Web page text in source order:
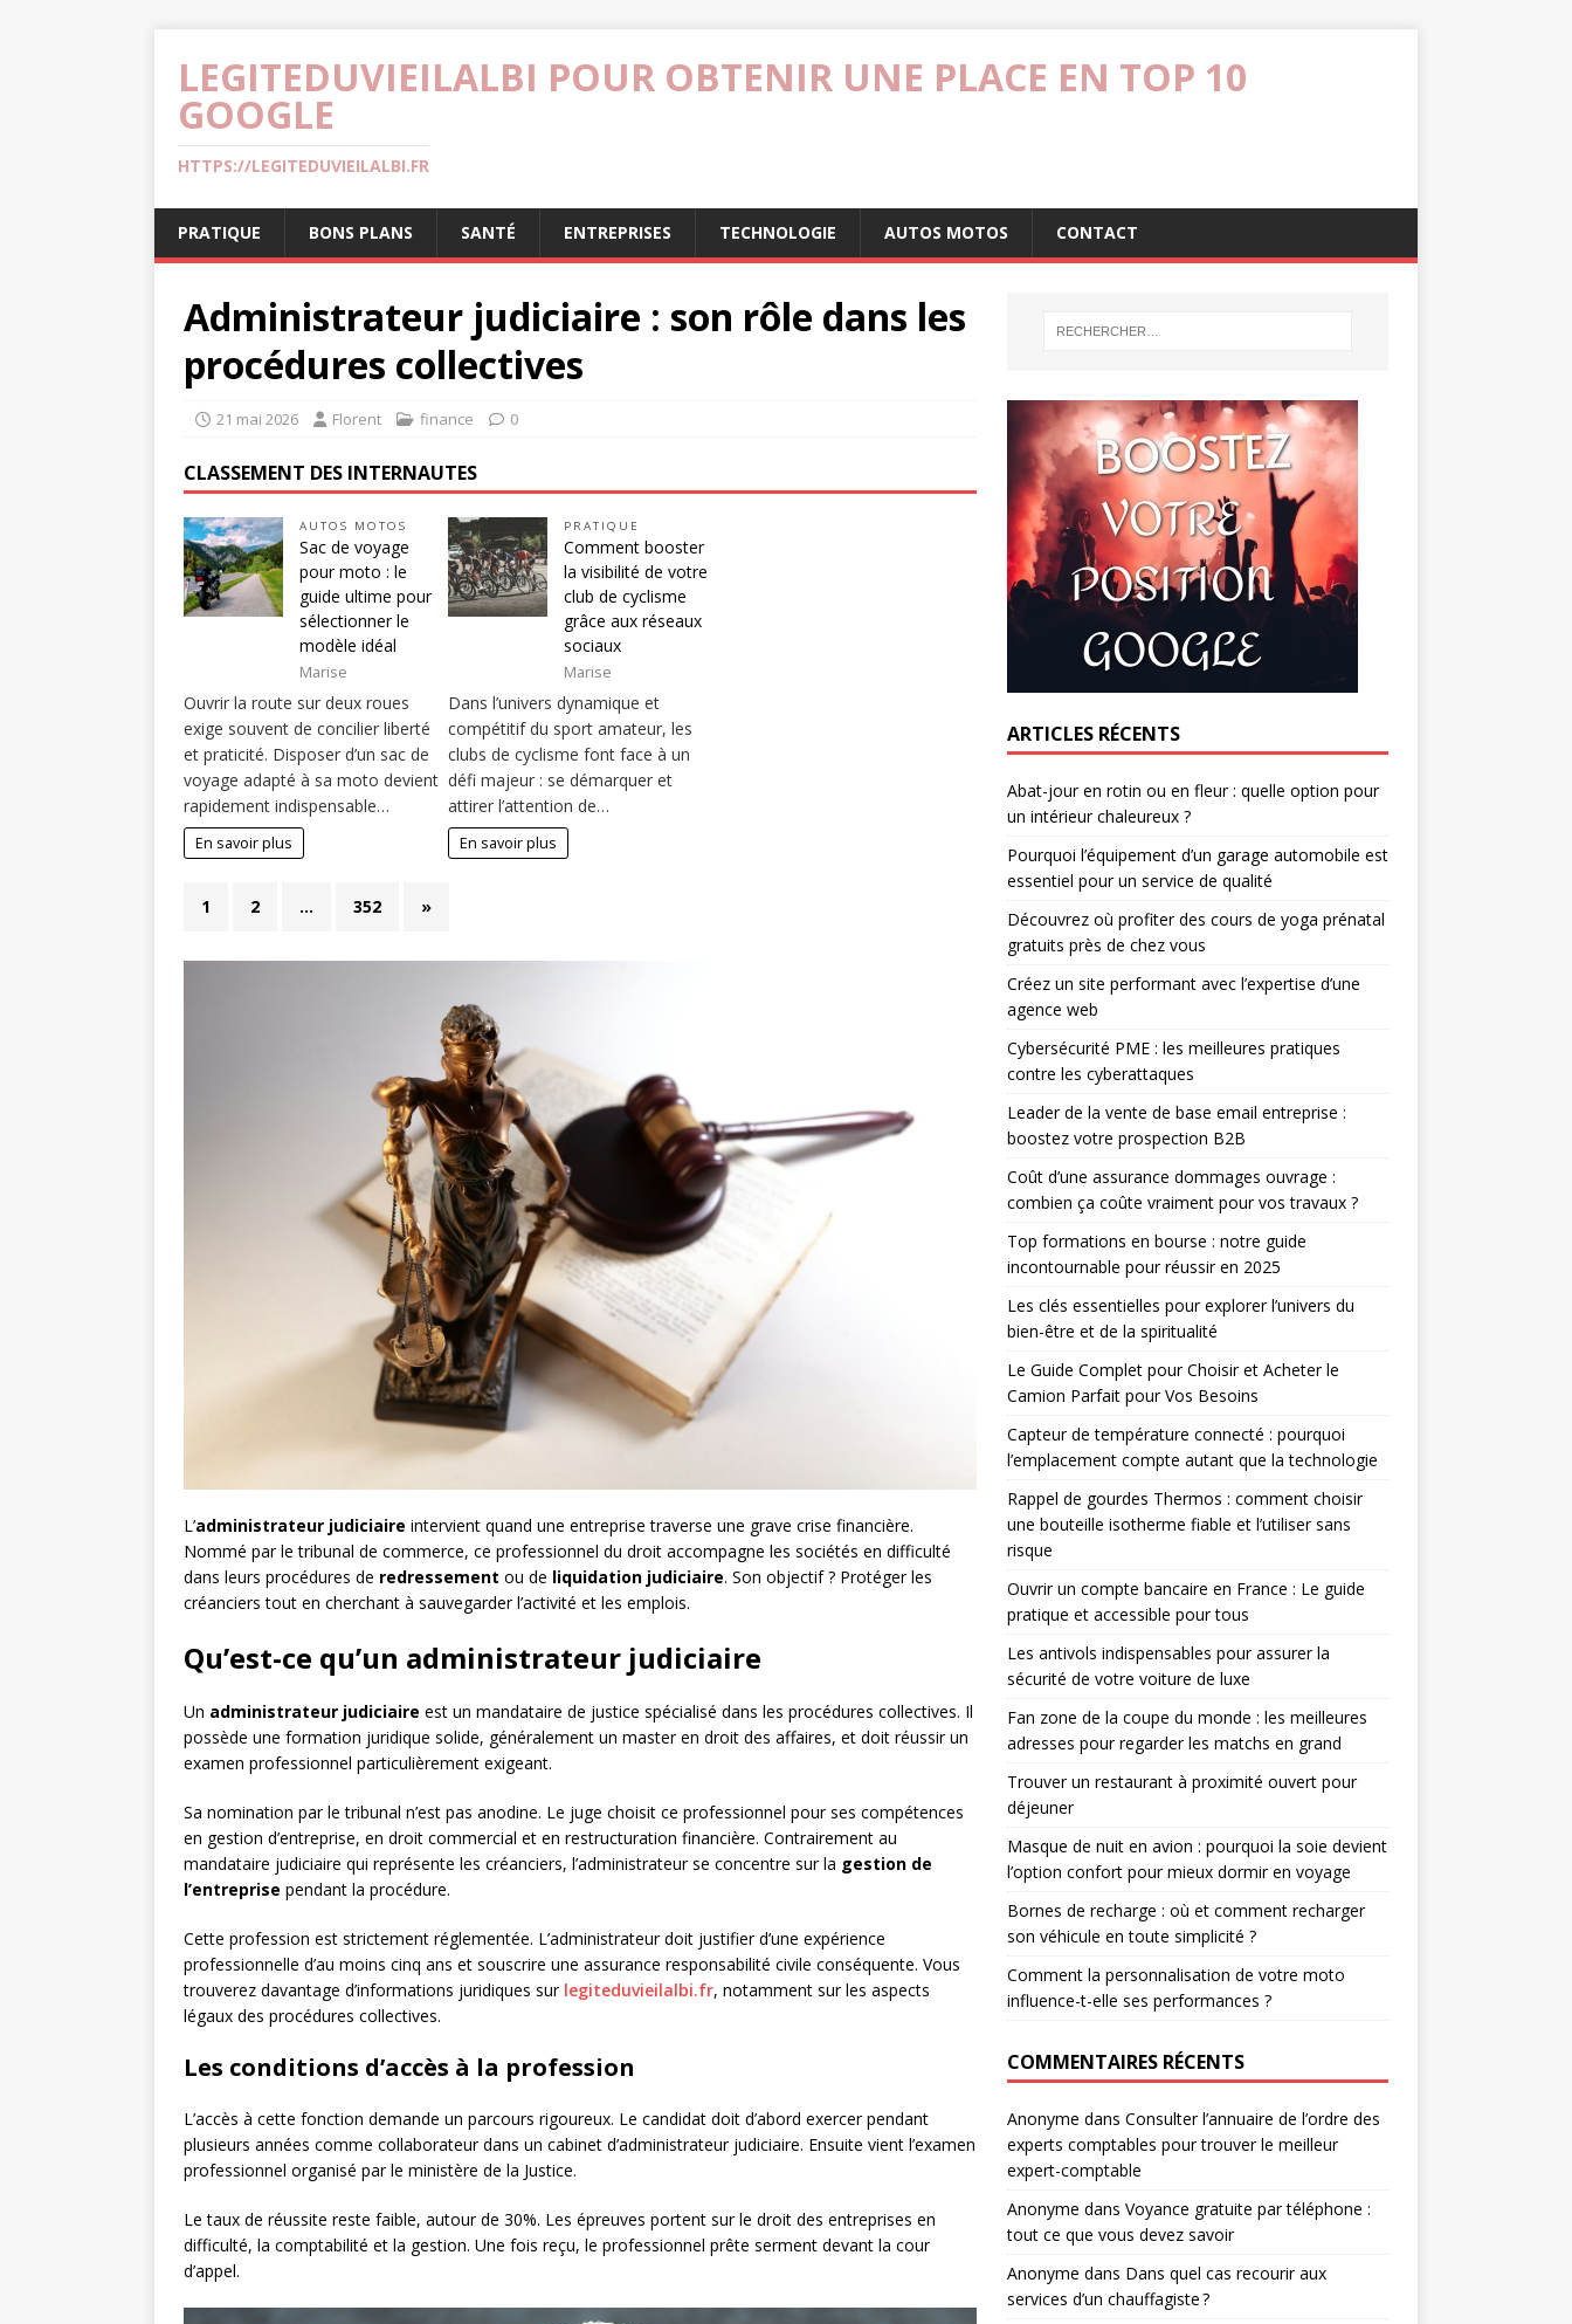
LEGITEDUVIEILALBI POUR OBTENIR UNE PLACE EN TOP 10
GOOGLE
HTTPS://LEGITEDUVIEILALBI.FR
PRATIQUE BONS PLANS SANTÉ ENTREPRISES TECHNOLOGIE AUTOS MOTOS CONTACT
Administrateur judiciaire : son rôle dans les
procédures collectives
21 mai 2026 Florent finance 0
CLASSEMENT DES INTERNAUTES
AUTOS MOTOS
Sac de voyage
pour moto : le
guide ultime pour
sélectionner le
modèle idéal
Marise
Ouvrir la route sur deux roues
exige souvent de concilier liberté
et praticité. Disposer d’un sac de
voyage adapté à sa moto devient
rapidement indispensable…
En savoir plus
PRATIQUE
Comment booster
la visibilité de votre
club de cyclisme
grâce aux réseaux
sociaux
Marise
Dans l’univers dynamique et
compétitif du sport amateur, les
clubs de cyclisme font face à un
défi majeur : se démarquer et
attirer l’attention de…
En savoir plus
1 2 … 352 »
L’administrateur judiciaire intervient quand une entreprise traverse une grave crise financière.
Nommé par le tribunal de commerce, ce professionnel du droit accompagne les sociétés en difficulté
dans leurs procédures de redressement ou de liquidation judiciaire. Son objectif ? Protéger les
créanciers tout en cherchant à sauvegarder l’activité et les emplois.
Qu’est-ce qu’un administrateur judiciaire
Un administrateur judiciaire est un mandataire de justice spécialisé dans les procédures collectives. Il
possède une formation juridique solide, généralement un master en droit des affaires, et doit réussir un
examen professionnel particulièrement exigeant.
Sa nomination par le tribunal n’est pas anodine. Le juge choisit ce professionnel pour ses compétences
en gestion d’entreprise, en droit commercial et en restructuration financière. Contrairement au
mandataire judiciaire qui représente les créanciers, l’administrateur se concentre sur la gestion de
l’entreprise pendant la procédure.
Cette profession est strictement réglementée. L’administrateur doit justifier d’une expérience
professionnelle d’au moins cinq ans et souscrire une assurance responsabilité civile conséquente. Vous
trouverez davantage d’informations juridiques sur legiteduvieilalbi.fr, notamment sur les aspects
légaux des procédures collectives.
Les conditions d’accès à la profession
L’accès à cette fonction demande un parcours rigoureux. Le candidat doit d’abord exercer pendant
plusieurs années comme collaborateur dans un cabinet d’administrateur judiciaire. Ensuite vient l’examen
professionnel organisé par le ministère de la Justice.
Le taux de réussite reste faible, autour de 30%. Les épreuves portent sur le droit des entreprises en
difficulté, la comptabilité et la gestion. Une fois reçu, le professionnel prête serment devant la cour
d’appel.
ARTICLES RÉCENTS
Abat-jour en rotin ou en fleur : quelle option pour
un intérieur chaleureux ?
Pourquoi l’équipement d’un garage automobile est
essentiel pour un service de qualité
Découvrez où profiter des cours de yoga prénatal
gratuits près de chez vous
Créez un site performant avec l’expertise d’une
agence web
Cybersécurité PME : les meilleures pratiques
contre les cyberattaques
Leader de la vente de base email entreprise :
boostez votre prospection B2B
Coût d’une assurance dommages ouvrage :
combien ça coûte vraiment pour vos travaux ?
Top formations en bourse : notre guide
incontournable pour réussir en 2025
Les clés essentielles pour explorer l’univers du
bien-être et de la spiritualité
Le Guide Complet pour Choisir et Acheter le
Camion Parfait pour Vos Besoins
Capteur de température connecté : pourquoi
l’emplacement compte autant que la technologie
Rappel de gourdes Thermos : comment choisir
une bouteille isotherme fiable et l’utiliser sans
risque
Ouvrir un compte bancaire en France : Le guide
pratique et accessible pour tous
Les antivols indispensables pour assurer la
sécurité de votre voiture de luxe
Fan zone de la coupe du monde : les meilleures
adresses pour regarder les matchs en grand
Trouver un restaurant à proximité ouvert pour
déjeuner
Masque de nuit en avion : pourquoi la soie devient
l’option confort pour mieux dormir en voyage
Bornes de recharge : où et comment recharger
son véhicule en toute simplicité ?
Comment la personnalisation de votre moto
influence-t-elle ses performances ?
COMMENTAIRES RÉCENTS
Anonyme dans Consulter l’annuaire de l’ordre des
experts comptables pour trouver le meilleur
expert-comptable
Anonyme dans Voyance gratuite par téléphone :
tout ce que vous devez savoir
Anonyme dans Dans quel cas recourir aux
services d’un chauffagiste ?